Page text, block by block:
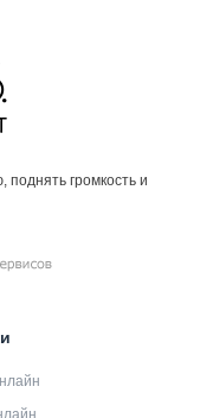
громкость и